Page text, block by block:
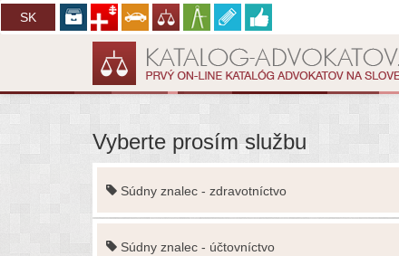
SK
CZ
Vyberte prosím službu
Súdny znalec - zdravotníctvo
Súdny znalec - účtovníctvo